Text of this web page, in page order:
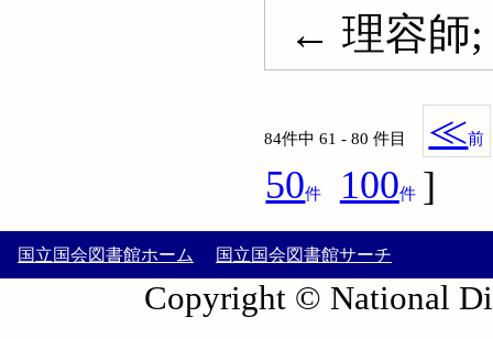
← 理容師;
84件中 61 - 80 件目 ≪前
50件 100件 ]
国立国会図書館ホーム 国立国会図書館サーチ
Copyright © National